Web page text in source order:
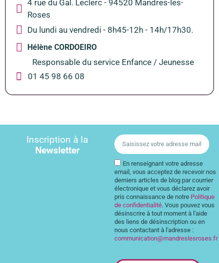
4 rue du Gal. Leclerc - 94520 Mandres-les-
Roses
Du lundi au vendredi - 8h45-12h - 14h/17h30.
Hélène CORDOEIRO
Responsable du service Enfance / Jeunesse
01 45 98 66 08
Inscription à la
Newsletter
En renseignant votre adresse
email, vous acceptez de recevoir nos
derniers articles de blog par courrier
électronique et vous déclarez avoir
pris connaissance de notre Politique
de confidentialité. Vous pouvez vous
désinscrire à tout moment à l'aide
des liens de désinscription ou en
nous contactant à l'adresse :
communication@mandreslesroses.fr